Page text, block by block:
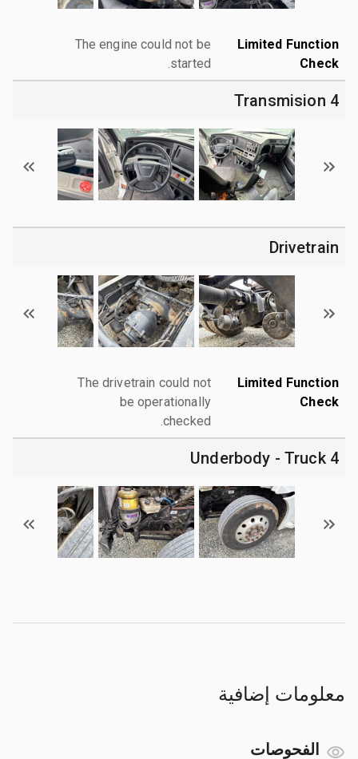
Limited Function
Check
The engine could not be
started.
4 Transmision
Drivetrain
Limited Function
Check
The drivetrain could not
be operationally
checked.
4 Underbody - Truck
معلومات إضافية
الفحوصات